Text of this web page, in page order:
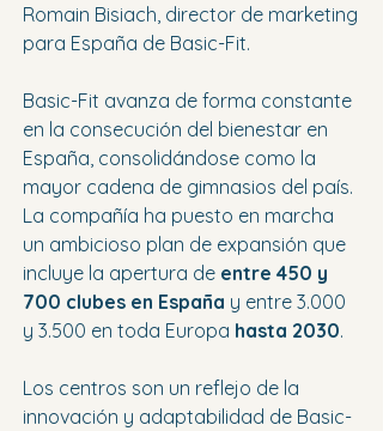
Romain Bisiach, director de marketing
para España de Basic-Fit.
Basic-Fit avanza de forma constante
en la consecución del bienestar en
España, consolidándose como la
mayor cadena de gimnasios del país.
La compañía ha puesto en marcha
un ambicioso plan de expansión que
incluye la apertura de entre 450 y
700 clubes en España y entre 3.000
y 3.500 en toda Europa hasta 2030.
Los centros son un reflejo de la
innovación y adaptabilidad de Basic-